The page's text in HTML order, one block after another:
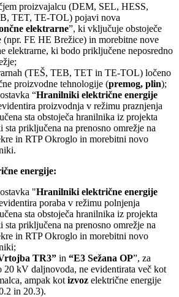
proizvajalcu (DEM, SEL, HESS,
TET, TE‑TOL) pojavi nova
elektrarne”, ki vključuje obstoječe
(npr. FE HE Brežice) in morebitne nove
elektrarne, ki bodo priključene neposredno
(TEŠ, TEB, TET in TE‑TOL) ločeno
proizvodne tehnologije (premog, plin);
“Hranilniki električne energije
proizvodnja v režimu praznjenja
sta obstoječa hranilnika iz projekta
priključena na prenosno omrežje na
in RTP Okroglo in morebitni novo
energije:
"Hranilniki električne energije
poraba v režimu polnjenja
sta obstoječa hranilnika iz projekta
priključena na prenosno omrežje na
in RTP Okroglo in morebitni novo
TR3” in “E3 Sežana OP”, za
kV daljnovoda, ne evidentirata več kot
ampak kot izvoz električne energije
in 20.3).